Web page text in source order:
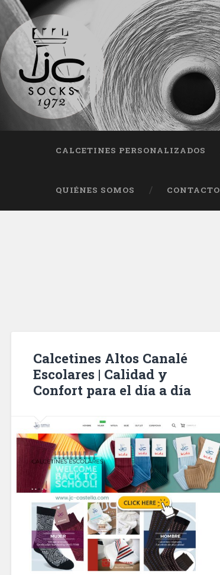
CALCETINES PERSONALIZADOS
QUIÉNES SOMOS CONTACTO
Calcetines Altos Canalé
Escolares | Calidad y
Confort para el día a día